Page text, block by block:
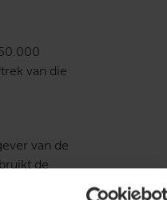
van die
van de
de
belastingvrij